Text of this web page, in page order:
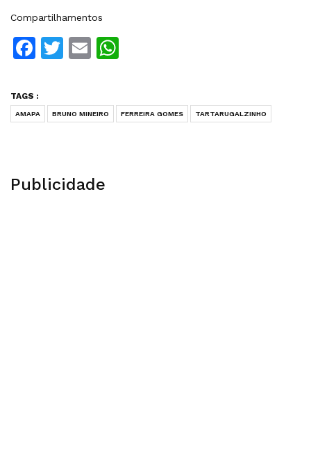
Compartilhamentos
Facebook
Twitter
Email
TAGS :
AMAPA BRUNO MINEIRO FERREIRA GOMES TARTARUGALZINHO
Publicidade